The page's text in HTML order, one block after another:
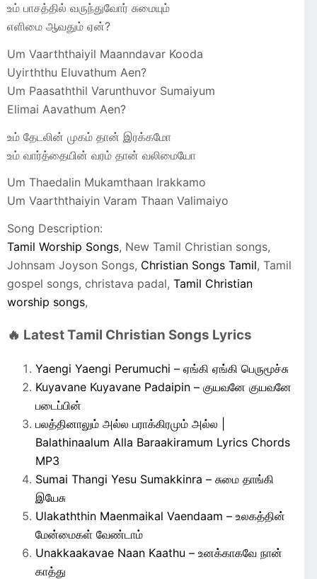
உம் பாசத்தில் வருந்துவோர் சுமையும்
எளிமை ஆவதும் ஏன்?
Um Vaarththaiyil Maanndavar Kooda
Uyirththu Eluvathum Aen?
Um Paasaththil Varunthuvor Sumaiyum
Elimai Aavathum Aen?
உம் தேடலின் முகம் தான் இரக்கமோ
உம் வார்த்தையின் வரம் தான் வலிமையோ
Um Thaedalin Mukamthaan Irakkamo
Um Vaarththaiyin Varam Thaan Valimaiyo
Song Description:
Tamil Worship Songs, New Tamil Christian songs,
Johnsam Joyson Songs, Christian Songs Tamil, Tamil
gospel songs, christava padal, Tamil Christian
worship songs,
🔥 Latest Tamil Christian Songs Lyrics
Yaengi Yaengi Perumuchi – ஏங்கி ஏங்கி பெருமூச்சு
Kuyavane Kuyavane Padaipin – குயவனே குயவனே
படைப்பின்
பலத்தினாலும் அல்ல பராக்கிரமும் அல்ல |
Balathinaalum Alla Baraakiramum Lyrics Chords
MP3
Sumai Thangi Yesu Sumakkinra – சுமை தாங்கி
இயேசு
Ulakaththin Maenmaikal Vaendaam – உலகத்தின்
மேன்மைகள் வேண்டாம்
Unakkaakavae Naan Kaathu – உனக்காகவே நான்
காத்து